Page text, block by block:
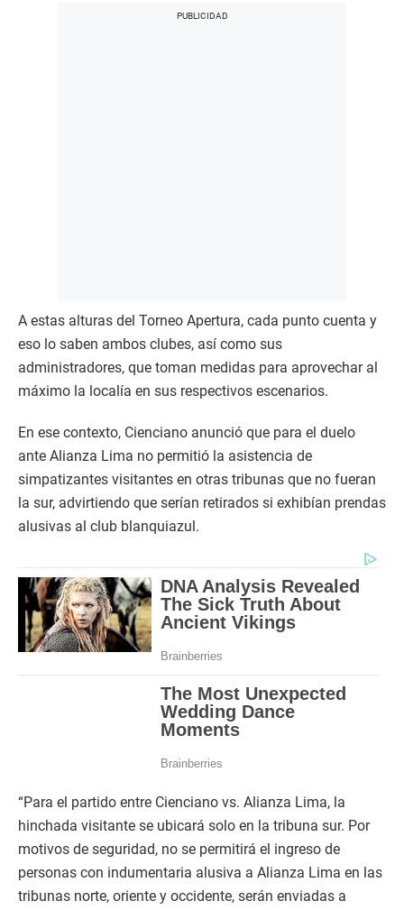
A estas alturas del Torneo Apertura, cada punto cuenta y
eso lo saben ambos clubes, así como sus
administradores, que toman medidas para aprovechar al
máximo la localía en sus respectivos escenarios.
En ese contexto, Cienciano anunció que para el duelo
ante Alianza Lima no permitió la asistencia de
simpatizantes visitantes en otras tribunas que no fueran
la sur, advirtiendo que serían retirados si exhibían prendas
alusivas al club blanquiazul.
“Para el partido entre Cienciano vs. Alianza Lima, la
hinchada visitante se ubicará solo en la tribuna sur. Por
motivos de seguridad, no se permitirá el ingreso de
personas con indumentaria alusiva a Alianza Lima en las
tribunas norte, oriente y occidente, serán enviadas a